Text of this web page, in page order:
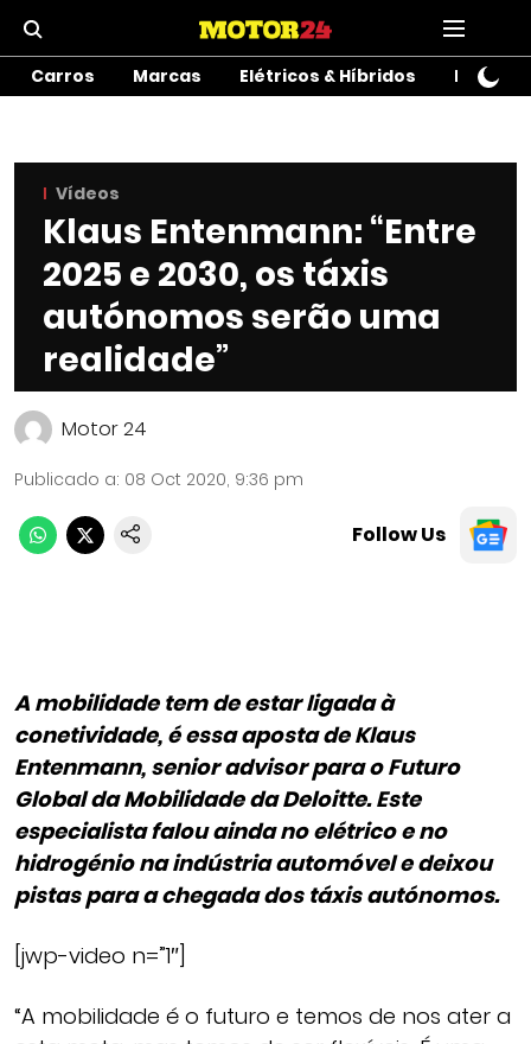
Carros Marcas Elétricos & Híbridos Motos
Vídeos
Klaus Entenmann: “Entre
2025 e 2030, os táxis
autónomos serão uma
realidade”
Motor 24
Publicado a: 08 Oct 2020, 9:36 pm
Follow Us
A mobilidade tem de estar ligada à
conetividade, é essa aposta de Klaus
Entenmann, senior advisor para o Futuro
Global da Mobilidade da Deloitte. Este
especialista falou ainda no elétrico e no
hidrogénio na indústria automóvel e deixou
pistas para a chegada dos táxis autónomos.
[jwp-video n=”1″]
“A mobilidade é o futuro e temos de nos ater a